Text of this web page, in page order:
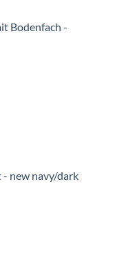
Bodenfach -
- new navy/dark